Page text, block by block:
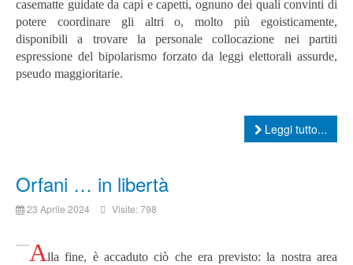
casematte guidate da capi e capetti, ognuno dei quali convinti di
potere coordinare gli altri o, molto più egoisticamente,
disponibili a trovare la personale collocazione nei partiti
espressione del bipolarismo forzato da leggi elettorali assurde,
pseudo maggioritarie.
Leggi tutto...
Orfani … in libertà
23 Aprile 2024 Visite: 798
Alla fine, è accaduto ciò che era previsto: la nostra area